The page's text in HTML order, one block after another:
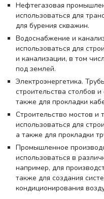
Нефтегазовая
использоваться для
для бурения скважин.
Водоснабжение и
использоваться для
и канализации, в том
под землей.
Электроэнергетика.
строительства столбов
также для прокладки
Строительство мостов и
использоваться для
а также для прокладки
Промышленное
использоваться в
например, для
также для создания
кондиционирования